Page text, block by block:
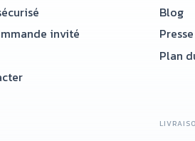
invité
Blog
Presse
Plan